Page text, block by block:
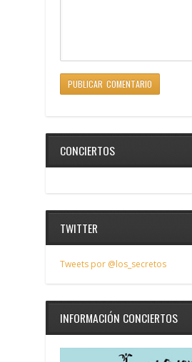
CONCIERTOS
TWITTER
Tweets por @los_secretos
INFORMACIÓN CONCIERTOS